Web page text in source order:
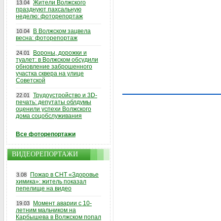
13.04 Жители Волжского
празднуют пахсальную
неделю: фоторепортаж
10.04
В Волжском зацвела
весна: фоторепортаж
24.01
Вороны, дорожки и
туалет: в Волжском обсудили
обновление заброшенного
участка сквера на улице
Советской
22.01
Трудоустройство и 3D-
печать: депутаты облдумы
оценили успехи Волжского
дома соцобслуживания
Все фоторепортажи
ВИДЕОРЕПОРТАЖИ
3.08
Пожар в СНТ «Здоровье
химика»: житель показал
пепелище на видео
19.03
Момент аварии с 10-
летним мальчиком на
Карбышева в Волжском попал